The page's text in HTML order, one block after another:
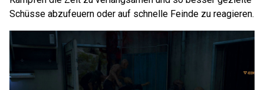
Schüsse abzufeuern oder auf schnelle Feinde zu reagieren.